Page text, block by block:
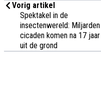
Vorig artikel
Spektakel in de
insectenwereld: Miljarden
cicaden komen na 17 jaar
uit de grond